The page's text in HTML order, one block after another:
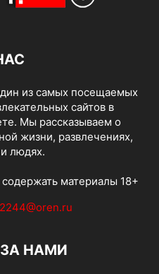
из самых посещаемых
сайтов в
Мы рассказываем о
жизни, развлечениях,
людях.
материалы 18+
2244@oren.ru
НАМИ